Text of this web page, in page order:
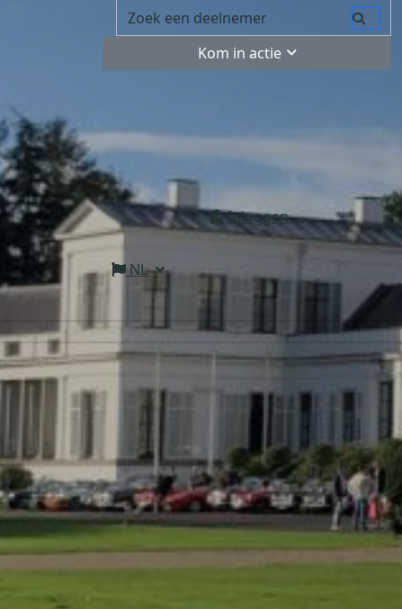
Kom in actie
Inloggen
NL